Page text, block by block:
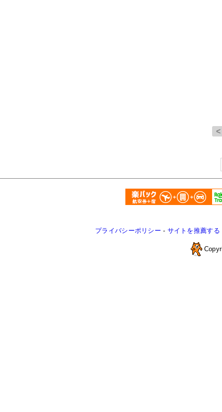
プライバシーポリシー - サイトを推薦する